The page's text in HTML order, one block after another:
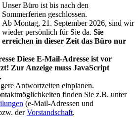
Unser Büro ist bis nach den
Sommerferien geschlossen.
Ab Montag, 21. September 2026, sind wir
wieder persönlich für Sie da. Sie
erreichen in dieser Zeit das Büro nur
Diese E-Mail-Adresse ist vor
Zur Anzeige muss JavaScript
.
Antwortzeiten einplanen.
finden Sie z.B. unter
(e-Mail-Adressen und
derVorstandschaft.